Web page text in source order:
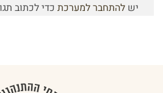
יש להתחבר למערכת כדי לכתוב